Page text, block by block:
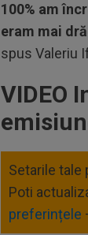
100% am
eram mai
spus Valeriu
VIDEO
Setarile tale
Poti
preferințele